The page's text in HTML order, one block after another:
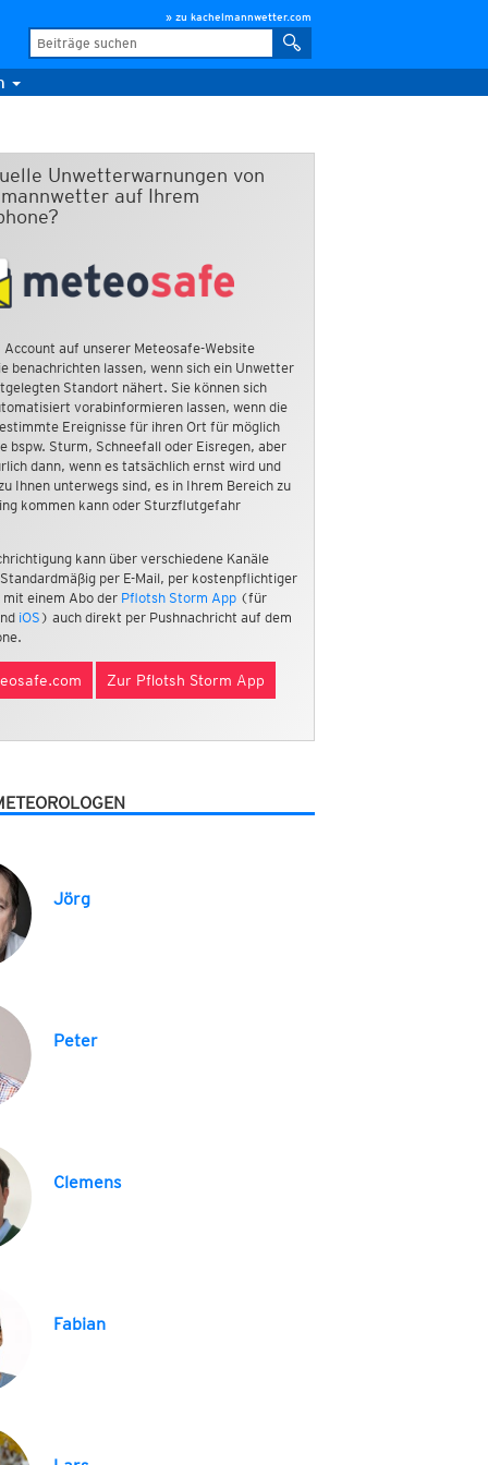
» zu kachelmannwetter.com
Unwetterwarnungen von
auf Ihrem
Account auf unserer Meteosafe-Website
benachrichten lassen, wenn sich ein Unwetter
Standort nähert. Sie können sich
vorabinformieren lassen, wenn die
Ereignisse für ihren Ort für möglich
bspw. Sturm, Schneefall oder Eisregen, aber
dann, wenn es tatsächlich ernst wird und
Ihnen unterwegs sind, es in Ihrem Bereich zu
kommen kann oder Sturzflutgefahr
kann über verschiedene Kanäle
per E-Mail, per kostenpflichtiger
mit einem Abo der Pflotsh Storm App(für
iOS ) auch direkt per Pushnachricht auf dem
Zur Pflotsh Storm App
Jörg
Peter
Clemens
Fabian